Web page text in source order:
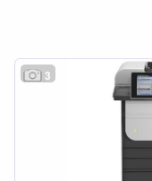
3